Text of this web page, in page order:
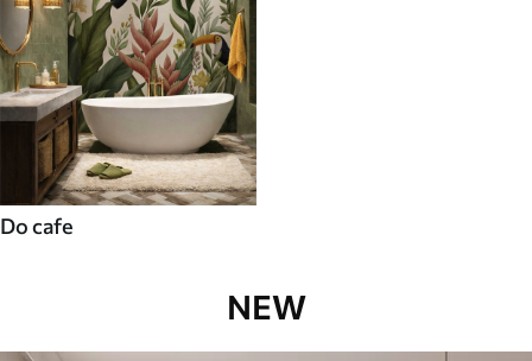
Do cafe
NEW